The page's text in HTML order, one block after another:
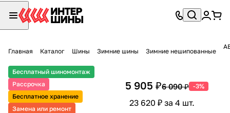
Главная Каталог Шины Зимние шины Зимние нешипованные
Бесплатный шиномонтаж
Рассрочка
Бесплатное хранение
Замена или ремонт
5 905 ₽6 090 ₽ -3%
23 620 ₽ за 4 шт.